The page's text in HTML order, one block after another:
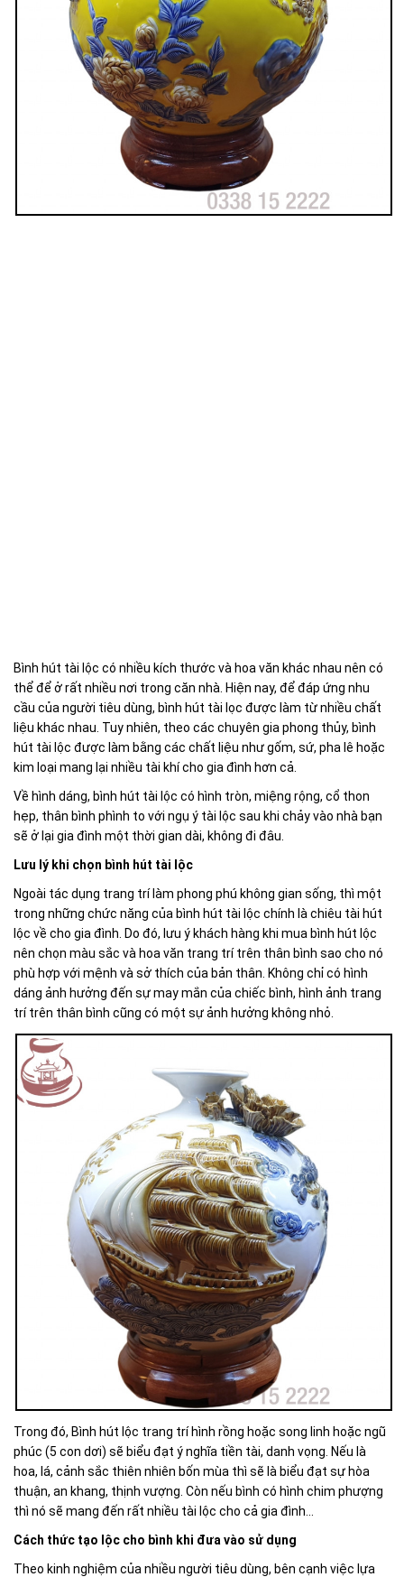
Bình hút tài lộc có nhiều kích thước và hoa văn khác nhau nên có
thể để ở rất nhiều nơi trong căn nhà. Hiện nay, để đáp ứng nhu
cầu của người tiêu dùng, bình hút tài lọc được làm từ nhiều chất
liệu khác nhau. Tuy nhiên, theo các chuyên gia phong thủy, bình
hút tài lộc được làm bằng các chất liệu như gốm, sứ, pha lê hoặc
kim loại mang lại nhiều tài khí cho gia đình hơn cả.
Về hình dáng, bình hút tài lộc có hình tròn, miệng rộng, cổ thon
hẹp, thân bình phình to với ngụ ý tài lộc sau khi chảy vào nhà bạn
sẽ ở lại gia đình một thời gian dài, không đi đâu.
Lưu lý khi chọn bình hút tài lộc
Ngoài tác dụng trang trí làm phong phú không gian sống, thì một
trong những chức năng của bình hút tài lộc chính là chiêu tài hút
lộc về cho gia đình. Do đó, lưu ý khách hàng khi mua bình hút lộc
nên chọn màu sắc và hoa văn trang trí trên thân bình sao cho nó
phù hợp với mệnh và sở thích của bản thân. Không chỉ có hình
dáng ảnh hưởng đến sự may mắn của chiếc bình, hình ảnh trang
trí trên thân bình cũng có một sự ảnh hưởng không nhỏ.
Trong đó, Bình hút lộc trang trí hình rồng hoặc song linh hoặc ngũ
phúc (5 con dơi) sẽ biểu đạt ý nghĩa tiền tài, danh vọng. Nếu là
hoa, lá, cảnh sắc thiên nhiên bốn mùa thì sẽ là biểu đạt sự hòa
thuận, an khang, thịnh vượng. Còn nếu bình có hình chim phượng
thì nó sẽ mang đến rất nhiều tài lộc cho cả gia đình…
Cách thức tạo lộc cho bình khi đưa vào sử dụng
Theo kinh nghiệm của nhiều người tiêu dùng, bên cạnh việc lựa